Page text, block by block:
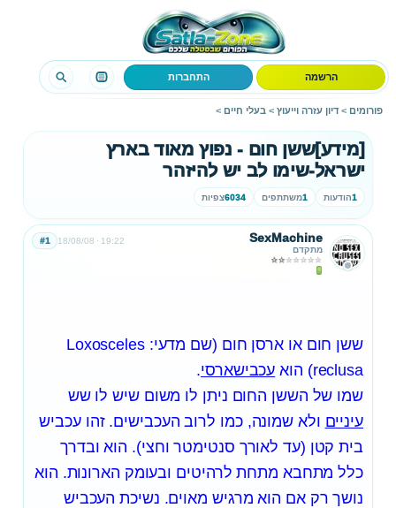
הרשמה התחברות
פורומים > דיון עזרה וייעוץ > בעלי חיים >
[מידע]ששן חום - נפוץ מאוד בארץ
ישראל-שימו לב יש להיזהר
1הודעות 1משתתפים 6034צפיות
SexMachine
מתקדם
18/08/08 19:22
#1
ששן חום או ארסן חום (שם מדעי: Loxosceles
reclusa) הוא
עכבישארסי.
שמו של הששן החום ניתן לו משום שיש לו שש
עיניים ולא שמונה, כמו לרוב העכבישים. זהו עכביש
בית קטן (עד לאורך סנטימטר וחצי). הוא ובדרך
כלל מתחבא מתחת לרהיטים ובעומק הארונות. הוא
נושך רק אם הוא מרגיש מאוים. נשיכת העכביש